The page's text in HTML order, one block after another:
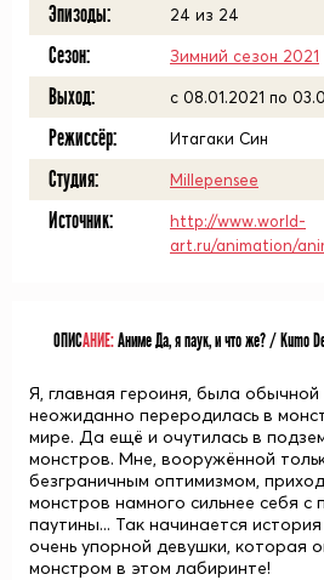
Эпизоды: 24 из 24
Сезон: Зимний сезон 2021
Выход: c 08.01.2021 по
Режиссёр: Итагаки Син
Студия: Millepensee
Источник:
http://www.world-
art.ru/animation/
ОПИСАНИЕ:Аниме Да, я паук, и что же? / Kumo
Я, главная героиня, была обычной
неожиданно переродилась в
мире. Да ещё и очутилась в
монстров. Мне, вооружённой
безграничным оптимизмом,
монстров намного сильнее себя
паутины... Так начинается
очень упорной девушки, которая
монстром в этом лабиринте!